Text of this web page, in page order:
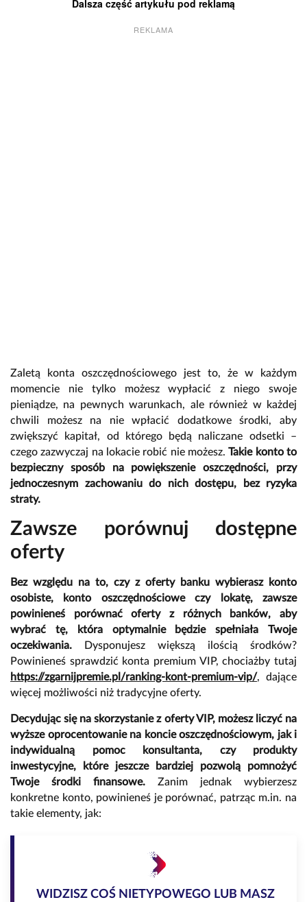
Dalsza część artykułu pod reklamą
REKLAMA
Zaletą konta oszczędnościowego jest to, że w każdym
momencie nie tylko możesz wypłacić z niego swoje
pieniądze, na pewnych warunkach, ale również w każdej
chwili możesz na nie wpłacić dodatkowe środki, aby
zwiększyć kapitał, od którego będą naliczane odsetki –
czego zazwyczaj na lokacie robić nie możesz.Takie konto to
bezpieczny sposób na powiększenie oszczędności, przy
jednoczesnym zachowaniu do nich dostępu, bez ryzyka
straty.
Zawsze porównuj dostępne
oferty
Bez względu na to, czy z oferty banku wybierasz konto
osobiste, konto oszczędnościowe czy lokatę, zawsze
powinieneś porównać oferty z różnych banków, aby
wybrać tę, która optymalnie będzie spełniała Twoje
oczekiwania. Dysponujesz większą ilością środków?
Powinieneś sprawdzić konta premium VIP, chociażby tutaj
https://zgarnijpremie.pl/ranking-kont-premium-vip/, dające
więcej możliwości niż tradycyjne oferty.
Decydując się na skorzystanie z oferty VIP, możesz liczyć na
wyższe oprocentowanie na koncie oszczędnościowym, jak i
indywidualną pomoc konsultanta, czy produkty
inwestycyjne, które jeszcze bardziej pozwolą pomnożyć
Twoje środki finansowe. Zanim jednak wybierzesz
konkretne konto, powinieneś je porównać, patrząc m.in. na
takie elementy, jak:
WIDZISZ COŚ NIETYPOWEGO LUB MASZ